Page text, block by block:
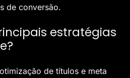
de conversão.
estratégias
de títulos e meta